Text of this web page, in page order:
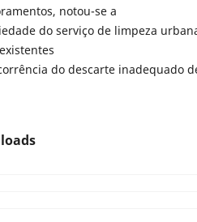
notou-se a
do serviço de limpeza
do descarte inadequado